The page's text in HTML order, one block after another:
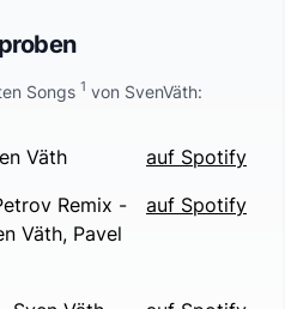
Songs 1 von SvenVäth:
Väth
auf Spotify
Remix -
Väth, Pavel
auf Spotify